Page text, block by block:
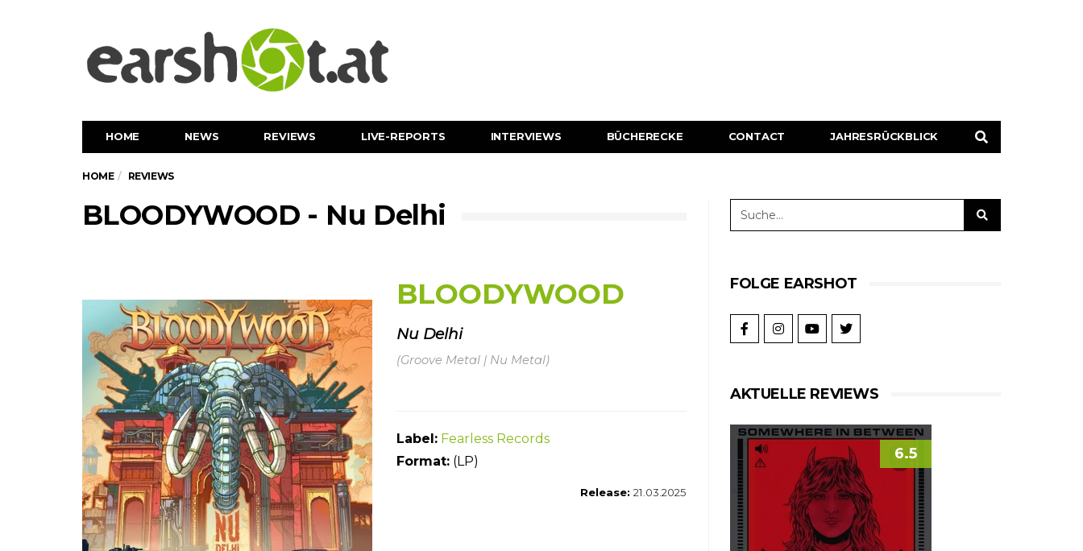
HOME NEWS REVIEWS LIVE-REPORTS INTERVIEWS BÜCHERECKE CONTACT JAHRESRÜCKBLICK
HOME REVIEWS
BLOODYWOOD - Nu Delhi
BLOODYWOOD
Nu Delhi
(Groove Metal | Nu Metal)
Label: Fearless Records
Format: (LP)
Release: 21.03.2025
FOLGE EARSHOT
AKTUELLE REVIEWS
6.5